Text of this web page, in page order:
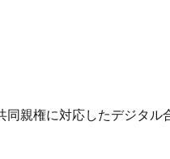
親権に対応したデジタ